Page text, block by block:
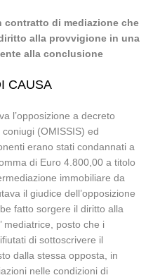
di mediazione che
alla provvigione in una
alla conclusione
CAUSA
l’opposizione a decreto
(OMISSIS) ed
erano stati condannati a
di Euro 4.800,00 a titolo
immobiliare da
il giudice dell’opposizione
fatto sorgere il diritto alla
mediatrice, posto che i
di sottoscrivere il
dalla stessa opposta, in
nelle condizioni di